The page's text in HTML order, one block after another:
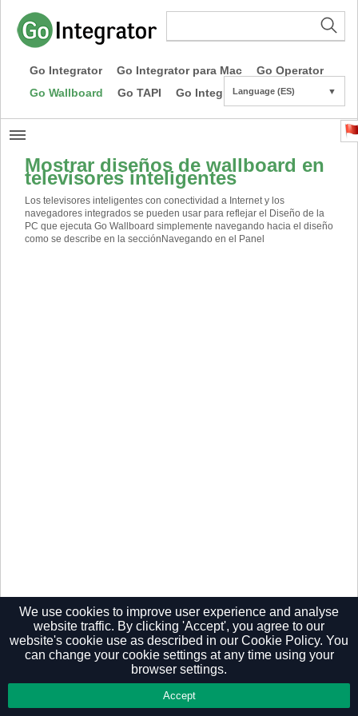
Go Integrator Go Integrator para Mac
Go Operator
Go Wallboard
Go TAPI Go Integrator CE
Language (ES) ▼
Mostrar diseños de wallboard en
televisores inteligentes
Los televisores inteligentes con conectividad a Internet y los
navegadores integrados se pueden usar para reflejar el Diseño de la
PC que ejecuta Go Wallboard simplemente navegando hacia el diseño
como se describe en la sección Navegando en el Panel
Privacy Policy
We use cookies to improve user experience and analyse
website traffic. By clicking 'Accept', you agree to our
website's cookie use as described in our Cookie Policy. You
can change your cookie settings at any time using your
browser settings.
Accept